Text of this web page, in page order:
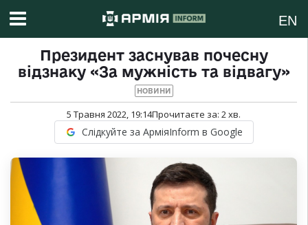
EN
Президент заснував почесну
відзнаку «За мужність та відвагу»
НОВИНИ
5 Травня 2022, 19:14Прочитаєте за: 2хв.
Слідкуйте за АрміяInform в Google